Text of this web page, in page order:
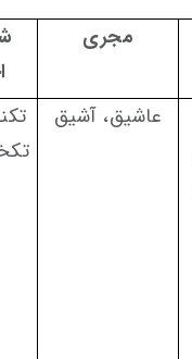
مجری
عاشیق، آشیق